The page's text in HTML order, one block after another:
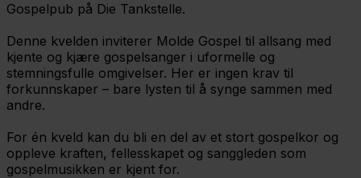
Gospelpub på Die Tankstelle.
Denne kvelden inviterer Molde Gospel til allsang med
kjente og kjære gospelsanger i uformelle og
stemningsfulle omgivelser. Her er ingen krav til
forkunnskaper – bare lysten til å synge sammen med
andre.
For én kveld kan du bli en del av et stort gospelkor og
oppleve kraften, fellesskapet og sanggleden som
gospelmusikken er kjent for.